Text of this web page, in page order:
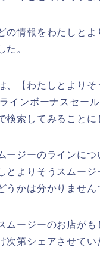
の情報をわたしと
た。
、【わたしとより
インボーナスセー
索してみることに
ージーのラインに
とよりそうスムー
かは分かりません
ムージーのお店が
次第シェアさせてい